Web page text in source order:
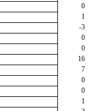
0
1
-3
0
0
16
7
0
0
1